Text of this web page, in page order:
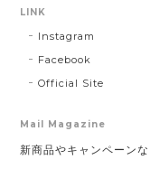
LINK
Instagram
Facebook
Official Site
Mail Magazine
新商品やキャンペーン